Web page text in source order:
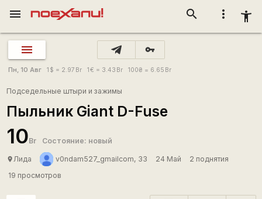
more_vert accessibility_new
search
menu
vpn_key
Пн, 10 Авг 1 $ = 2.97 Br 1€ = 3.43 Br 100₴ = 6.65 Br
Подседельные штыри и зажимы
Пыльник Giant D-Fuse
10Br Состояние: новый
placeЛида v0ndam527_gmailcom, 33 24 Май
2 поднятия
19 просмотров